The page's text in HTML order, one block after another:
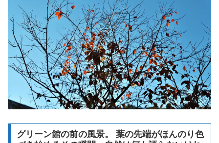
グリーン館の前の風景。 葉の先端がほんのり色